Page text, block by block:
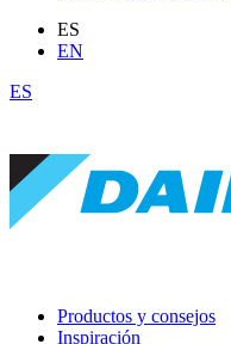
ES
EN
ES
Productos y consejos
Inspiración